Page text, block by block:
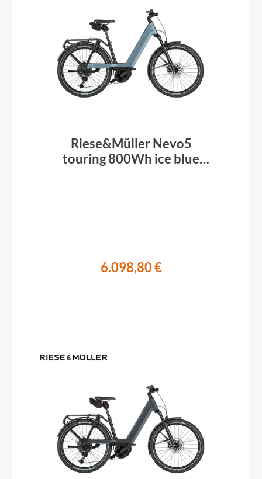
Riese&Müller Nevo5
touring 800Wh ice blue
6.098,80 €